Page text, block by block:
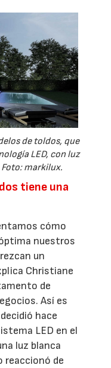
de toldos, que
LED, con luz
markilux.
tiene una
cómo
nuestros
un
Christiane
de
Así es
hace
LED en el
luz blanca
reaccionó de